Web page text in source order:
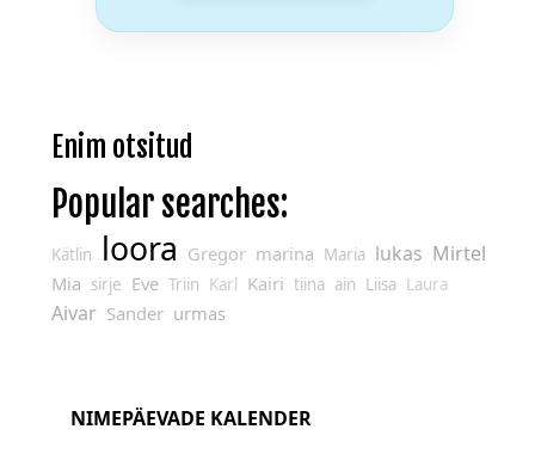
Enim otsitud
Popular searches:
Kätlin loora Gregor marina Maria lukas Mirtel
Mia sirje Eve Triin Karl Kairi tiina ain Liisa Laura
Aivar Sander urmas
NIMEPÄEVADE KALENDER